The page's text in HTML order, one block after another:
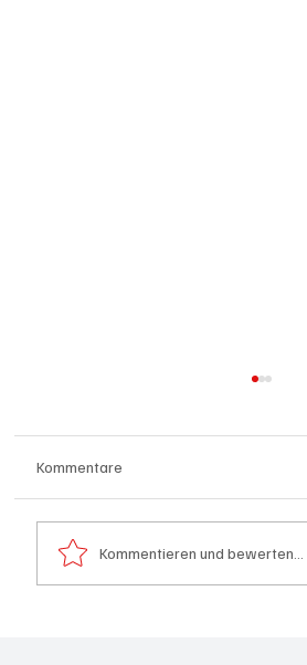
Schulanfang: Achtung Kinder
Kommentare
Kommentieren und bewerten...